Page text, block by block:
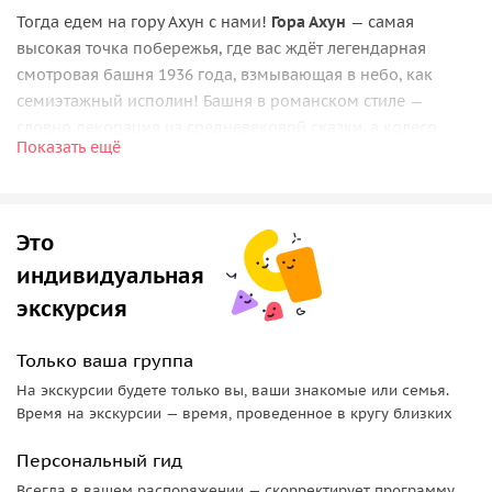
Тогда едем на гору Ахун с нами! Гора Ахун — самая
высокая точка побережья, где вас ждёт легендарная
смотровая башня 1936 года, взмывающая в небо, как
семиэтажный исполин! Башня в романском стиле —
обозрения дарит моменты, которые останутся в памяти
перерывов на зиму!
С высоты колеса обозрения перед вами развернётся
панорама Кавказских вершини бескрайней
Захватывающее приключение на мотоциклах
Дорога на гору — впечатляющий серпантин сквозь густой
виды. Это не просто поездка, это путешествие в сердце
Показать ещё
Это
индивидуальная
экскурсия
Только ваша группа
На экскурсии будете только вы, ваши знакомые или семья.
Время на экскурсии — время, проведенное в кругу близких
Персональный гид